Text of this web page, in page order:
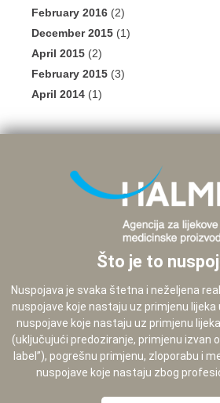
February 2016 (2)
December 2015 (1)
April 2015 (2)
February 2015 (3)
April 2014 (1)
Što je to
Nuspojava je svaka štetna i neželjena
nuspojave koje nastaju uz primjenu
nuspojave koje nastaju uz primjenu
(uključujući predoziranje, primjenu izvan
label”), pogrešnu primjenu, zloporabu i
nuspojave koje nastaju zbog